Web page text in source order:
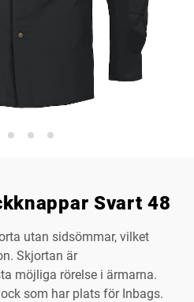
Svart 48
utan sidsömmar, vilket
Skjortan är
möjliga rörelse i ärmarna.
som har plats för Inbags.